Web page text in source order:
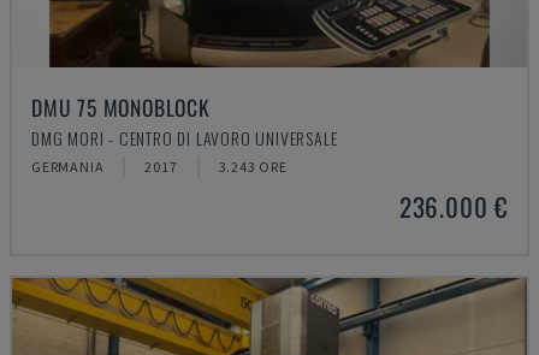
DMU 75 MONOBLOCK
DMG MORI - CENTRO DI LAVORO UNIVERSALE
GERMANIA 2017 3.243 ORE
236.000 €